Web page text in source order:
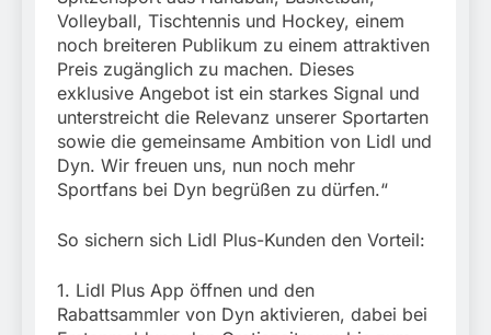
Volleyball, Tischtennis und Hockey, einem
noch breiteren Publikum zu einem attraktiven
Preis zugänglich zu machen. Dieses
exklusive Angebot ist ein starkes Signal und
unterstreicht die Relevanz unserer Sportarten
sowie die gemeinsame Ambition von Lidl und
Dyn. Wir freuen uns, nun noch mehr
Sportfans bei Dyn begrüßen zu dürfen.“
So sichern sich Lidl Plus-Kunden den Vorteil:
1. Lidl Plus App öffnen und den
Rabattsammler von Dyn aktivieren, dabei bei